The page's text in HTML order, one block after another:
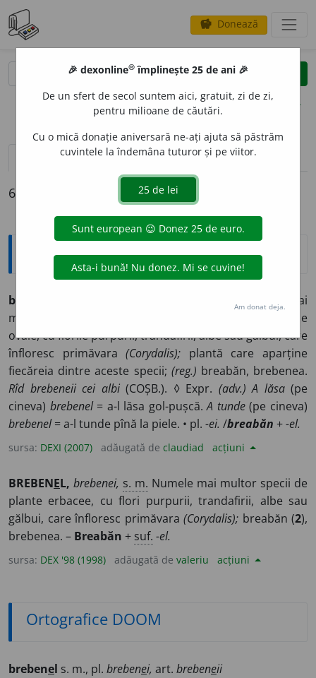
savings Donează
clear
opțiuni
definiții (6) declinări
6 definiții pentru Corydalis (gen de plante)
Explicative DEX
breben
Numele mai
multor specii de plante erbacee perene, cu frunzele
ovale, cu florile purpurii, trandafirii, albe sau gălbui, care
înfloresc primăvara(Corydalis); plantă care aparține
fiecăreia dintre aceste specii; (reg.) breabăn, brebenea.
Rîd brebeneii cei albi(COȘB.). ◊ Expr. (adv.) A lăsa(pe
cineva) brebenel= a-l lăsa gol-pușcă.A tunde(pe cineva)
brebenel= a-l tunde pînă la piele. • pl. -ei. /breabăn +-el.
sursa: DEXI (2007) adăugată de claudiad acțiuni
BREBENEL, brebenei, s. m. Numele mai multor specii de
plante erbacee, cu flori purpurii, trandafirii, albe sau
gălbui, care înfloresc primăvara (Corydalis); breabăn (2),
brebenea. – Breabăn + suf. -el.
sursa: DEX '98 (1998) adăugată de valeriu acțiuni
Ortografice DOOM
brebenel s. m., pl. brebenei, art. brebeneii
🎉 dexonline® împlinește 25 de ani 🎉
De un sfert de secol suntem aici, gratuit, zi de zi,
pentru milioane de căutări.
Cu o mică donație aniversară ne-ați ajuta să păstrăm
cuvintele la îndemâna tuturor și pe viitor.
Am donat deja.